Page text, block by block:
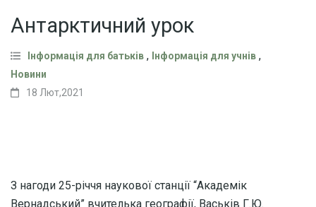
Антарктичний урок
Інформація для батьків , Інформація для учнів ,
Новини
18 Лют,2021
З нагоди 25-річчя наукової станції “Академік
Вернадський” вчителька географії, Васьків Г.Ю.